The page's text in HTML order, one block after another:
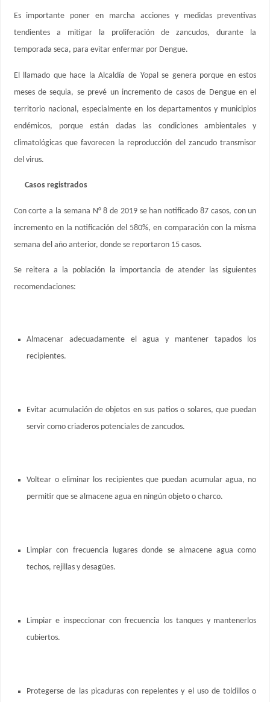
Es importante poner en marcha acciones y medidas preventivas
tendientes a mitigar la proliferación de zancudos, durante la
temporada seca, para evitar enfermar por Dengue.
El llamado que hace la Alcaldía de Yopal se genera porque en estos
meses de sequia, se prevé un incremento de casos de Dengue en el
territorio nacional, especialmente en los departamentos y municipios
endémicos, porque están dadas las condiciones ambientales y
climatológicas que favorecen la reproducción del zancudo transmisor
del virus.
Casos registrados
Con corte a la semana N° 8 de 2019 se han notificado 87 casos, con un
incremento en la notificación del 580%, en comparación con la misma
semana del año anterior, donde se reportaron 15 casos.
Se reitera a la población la importancia de atender las siguientes
recomendaciones:
Almacenar adecuadamente el agua y mantener tapados los
recipientes.
Evitar acumulación de objetos en sus patios o solares, que puedan
servir como criaderos potenciales de zancudos.
Voltear o eliminar los recipientes que puedan acumular agua, no
permitir que se almacene agua en ningún objeto o charco.
Limpiar con frecuencia lugares donde se almacene agua como
techos, rejillas y desagües.
Limpiar e inspeccionar con frecuencia los tanques y mantenerlos
cubiertos.
Protegerse de las picaduras con repelentes y el uso de toldillos o